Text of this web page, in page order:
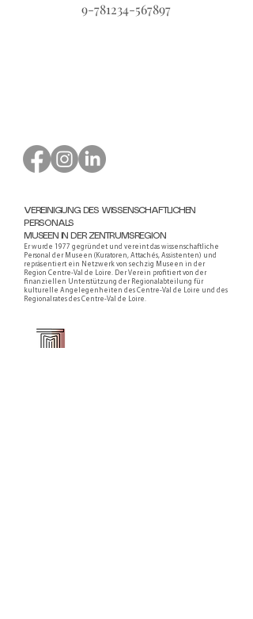
9-781234-567897
VEREINIGUNG DES WISSENSCHAFTLICHEN
PERSONALS
MUSEEN IN DER ZENTRUMSREGION
Er wurde 1977 gegründet und vereint das wissenschaftliche
Personal der Museen (Kuratoren, Attachés, Assistenten) und
repräsentiert ein Netzwerk von sechzig Museen in der
Region Centre-Val de Loire. Der Verein profitiert von der
finanziellen Unterstützung der Regionalabteilung für
kulturelle Angelegenheiten des Centre-Val de Loire und des
Regionalrates des Centre-Val de Loire.